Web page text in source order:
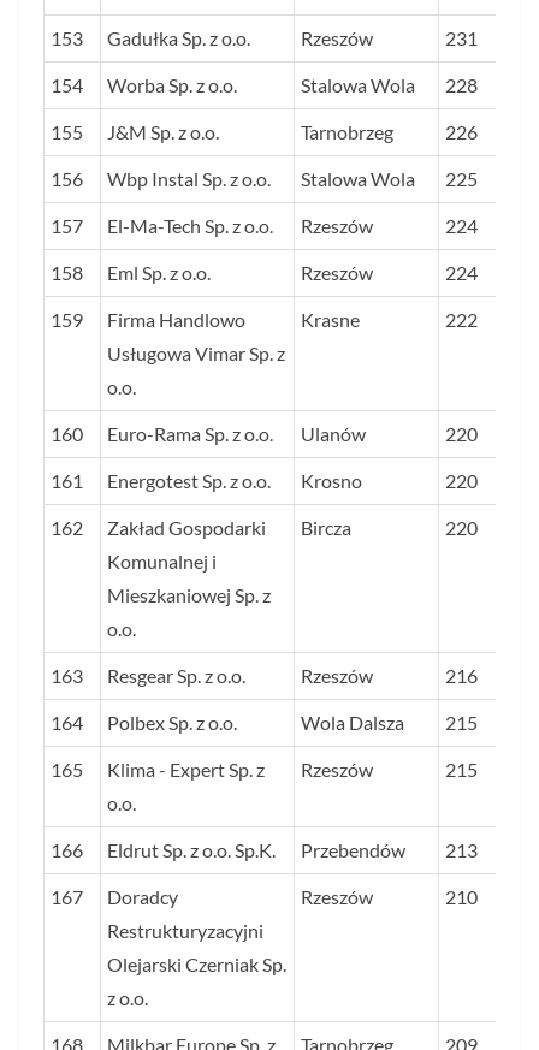
153 Gadułka Sp. z o.o. Rzeszów 231
154 Worba Sp. z o.o. Stalowa Wola 228
155 J&M Sp. z o.o. Tarnobrzeg 226
156 Wbp Instal Sp. z o.o. Stalowa Wola 225
157 El-Ma-Tech Sp. z o.o. Rzeszów 224
158 Eml Sp. z o.o. Rzeszów 224
159
Firma Handlowo
Usługowa Vimar Sp. z
o.o.
Krasne 222
160 Euro-Rama Sp. z o.o. Ulanów 220
161 Energotest Sp. z o.o. Krosno 220
162
Zakład Gospodarki
Komunalnej i
Mieszkaniowej Sp. z
o.o.
Bircza 220
163 Resgear Sp. z o.o. Rzeszów 216
164 Polbex Sp. z o.o. Wola Dalsza 215
165
Klima - Expert Sp. z
o.o.
Rzeszów 215
166 Eldrut Sp. z o.o. Sp.K. Przebendów 213
167
Doradcy
Restrukturyzacyjni
Olejarski Czerniak Sp.
z o.o.
Rzeszów 210
168 Milkbar Europe Sp. z Tarnobrzeg 209